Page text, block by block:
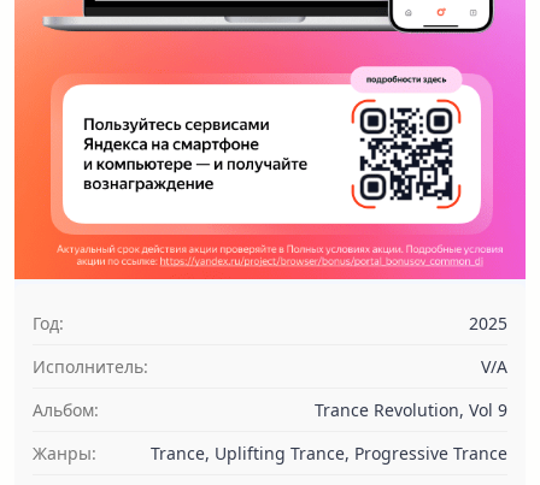
Год:
2025
Исполнитель:
V/A
Альбом:
Trance Revolution, Vol 9
Жанры:
Trance, Uplifting Trance, Progressive Trance